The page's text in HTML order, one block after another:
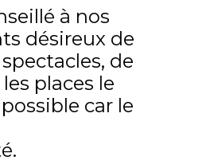
à nos
désireux de
de
places le
car le